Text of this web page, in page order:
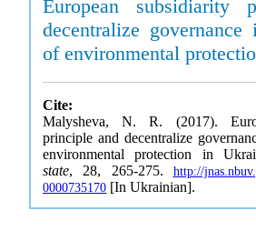
European subsidiarity
decentralize governance
of environmental
Cite:
Malysheva, N. R. (2017).
principle and decentralize
environmental protection in
state, 28, 265-275. http://
0000735170 [In Ukrainian].